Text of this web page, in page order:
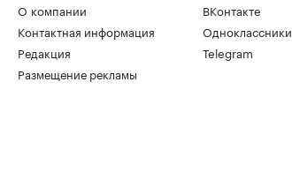
О компании
Контактная информация
Редакция
Размещение рекламы
ВКонтакте
Одноклассники
Telegram